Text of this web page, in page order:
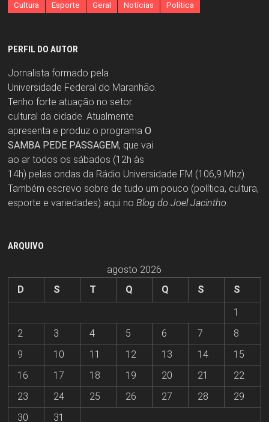
Cultura Esporte Geral Notícias Política
PERFIL DO AUTOR
Jornalista formado pela
Universidade Federal do Maranhão.
Tenho forte atuação no setor
cultural da cidade. Atualmente
apresenta e produz o programa O
SAMBA PEDE PASSAGEM, que vai
ao ar todos os sábados (12h às
14h) pelas ondas da Rádio Universidade FM (106,9 Mhz).
Também escrevo sobre de tudo um pouco (política, cultura,
esporte e variedades) aqui no Blog do Joel Jacintho.
ARQUIVO
agosto 2026
D
S T Q Q S
S
1
2
3 4 5 6 7
8
9
10 11 12 13 14
15
16
17 18 19 20 21
22
23
24 25 26 27 28
29
30
31